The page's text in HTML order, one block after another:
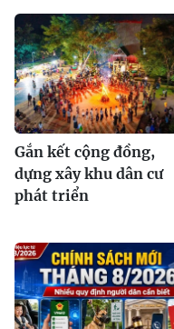
Gắn kết cộng đồng,
dựng xây khu dân cư
phát triển